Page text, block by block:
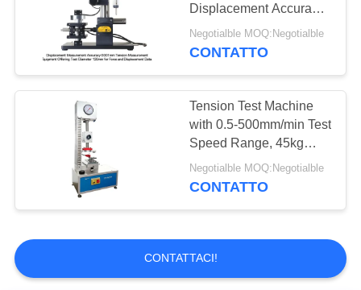
Macchina di
rivestimento del
laboratorio
20
Displacement Accuracy,
120mm Test Diameter,
and ±1% Force
Negotialble MOQ:Negotialble
CONTATTO
Tension Test Machine
with 0.5-500mm/min Test
Speed Range, 45kg
Capacity, and 0.001mm
Displacement Accuracy
Negotialble MOQ:Negotialble
CONTATTO
CONTATTACI!